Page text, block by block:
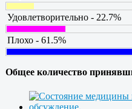
Удовлетворительно - 22.7%
Плохо - 61.5%
Общее количество